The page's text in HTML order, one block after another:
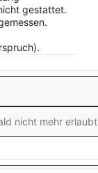
gestattet.